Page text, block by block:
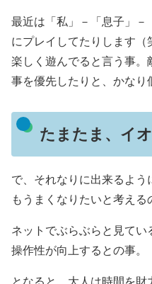
最近は「私」－「息子」－
にプレイしてたりします
楽しく遊んでると言う事。
事を優先したりと、かなり
たまたま、イ
で、それなりに出来るよ
もうまくなりたいと考える
ネットでぶらぶらと見て
操作性が向上するとの事。